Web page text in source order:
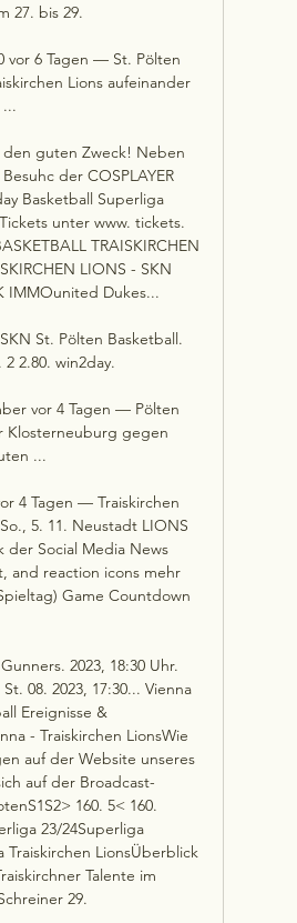
27. bis 29.
vor 6 Tagen — St. Pölten
Lions aufeinander
den guten Zweck! Neben
der COSPLAYER
Basketball Superliga
unter www. tickets.
TRAISKIRCHEN
LIONS - SKN
IMMOunited Dukes...
St. Pölten Basketball.
2.80. win2day.
vor 4 Tagen — Pölten
Klosterneuburg gegen
...
4 Tagen — Traiskirchen
5. 11. Neustadt LIONS
der Social Media News
and reaction icons mehr
Game Countdown
2023, 18:30 Uhr.
08. 2023, 17:30... Vienna
Ereignisse &
- Traiskirchen LionsWie
auf der Website unseres
auf der Broadcast-
160. 5< 160.
23/24Superliga
Traiskirchen LionsÜberblick
Talente im
29.